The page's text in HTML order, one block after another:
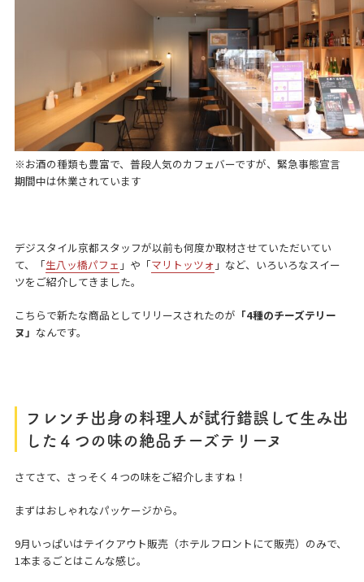
※お酒の種類も豊富で、普段人気のカフェバーですが、緊急事態宣言
期間中は休業されています
デジスタイル京都スタッフが以前も何度か取材させていただいてい
て、「生八ッ橋パフェ 」や「マリトッツォ 」など、いろいろなスイー
ツをご紹介してきました。
こちらで新たな商品としてリリースされたのが 「4種のチーズテリー
ヌ」 なんです。
フレンチ出身の料理人が試行錯誤して生み出
した４つの味の絶品チーズテリーヌ
さてさて、さっそく４つの味をご紹介しますね！
まずはおしゃれなパッケージから。
9月いっぱいはテイクアウト販売（ホテルフロントにて販売）のみで、
1本まるごとはこんな感じ。